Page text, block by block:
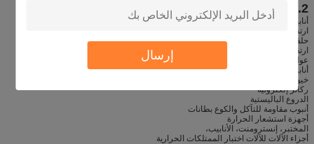
إرسال
2. الاستخدامات النموذجية
أنابيب الليزر الغاز
ارتداء منصات
حلقات الختم
ارتفاع درجة الحرارة العوازل الكهربائية
عوازل الجهد العالي
أنابيب بطانة الفرن
خيوط والأسلاك أدلة
ركائز إلكترونية
الدروع الباليستية
أنبوب مقاومة للتآكل والكوع بطانات
أجهزة استشعار الحرارة
المختبر، إنسترومنت، الأنابيب،
أجزاء الآلات للآلات اختبار الممتلكات الحرارية